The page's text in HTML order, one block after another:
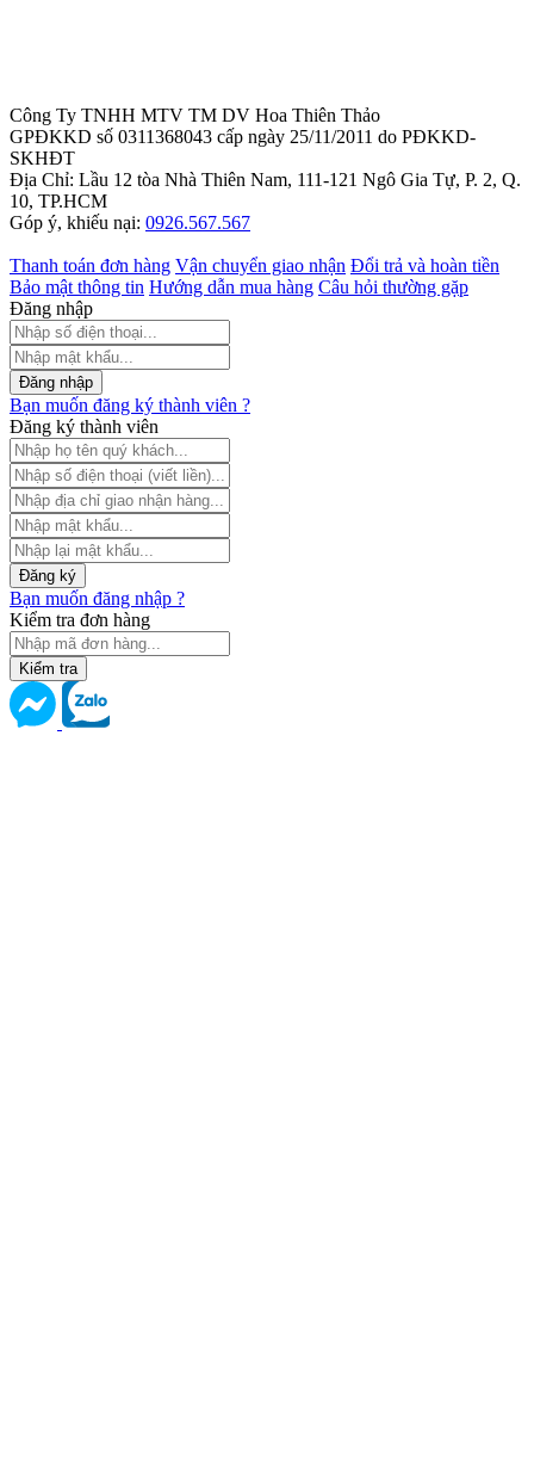
Công Ty TNHH MTV TM DV Hoa Thiên Thảo
GPĐKKD số 0311368043 cấp ngày 25/11/2011 do PĐKKD-
SKHĐT
Địa Chỉ: Lầu 12 tòa Nhà Thiên Nam, 111-121 Ngô Gia Tự, P. 2, Q.
10, TP.HCM
Góp ý, khiếu nại: 0926.567.567
Thanh toán đơn hàng Vận chuyển giao nhận Đổi trả và hoàn tiền
Bảo mật thông tin Hướng dẫn mua hàng Câu hỏi thường gặp
Đăng nhập
Đăng nhập
Bạn muốn đăng ký thành viên ?
Đăng ký thành viên
Đăng ký
Bạn muốn đăng nhập ?
Kiểm tra đơn hàng
Kiểm tra